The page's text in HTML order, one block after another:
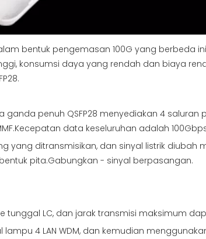
bentuk pengemasan 100G yang berbeda
konsumsi daya yang rendah dan biaya
ganda penuh QSFP28 menyediakan 4 saluran
data keseluruhan adalah
yang ditransmisikan, dan sinyal listrik diubah
pita.Gabungkan - sinyal berpasangan.
tunggal LC, dan jarak transmisi maksimum
lampu 4 LAN WDM, dan kemudian